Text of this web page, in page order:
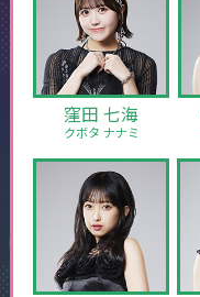
窪田 七海
クボタ ナナミ